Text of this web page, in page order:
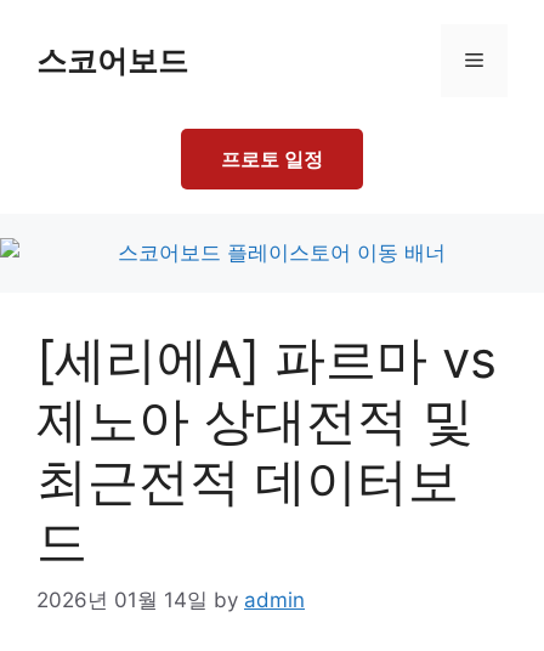
content스코어보드 Menu
프로토 일정
[세리에A] 파르마 vs
제노아 상대전적 및
최근전적 데이터보
드
2026년 01월 14일 by admin